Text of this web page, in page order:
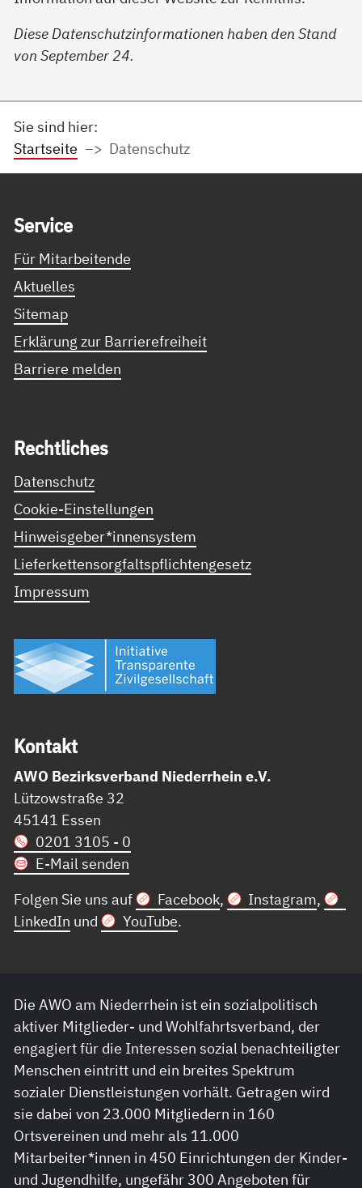
Diese Datenschutzinformationen haben den Stand
von September 24.
Sie sind hier:
Startseite
Datenschutz
Ser­vice
Für Mitarbeitende
Aktuelles
Sitemap
Erklärung zur Barrierefreiheit
Barriere melden
Recht­li­ches
Datenschutz
Cookie-Einstellungen
Hinweisgeber*innensystem
Lieferkettensorgfaltspflichtengesetz
Impressum
Kon­takt
AWO Bezirksverband Niederrhein e.V.
Lützowstraße 32
45141 Essen
0201 3105 - 0
E-Mail senden
Folgen Sie uns auf
Facebook, Instagram,
LinkedIn und YouTube.
Die AWO am Niederrhein ist ein sozialpolitisch
aktiver Mitglieder- und Wohlfahrtsverband, der
engagiert für die Interessen sozial benachteiligter
Menschen eintritt und ein breites Spektrum
sozialer Dienstleistungen vorhält. Getragen wird
sie dabei von 23.000 Mitgliedern in 160
Ortsvereinen und mehr als 11.000
Mitarbeiter*innen in 450 Einrichtungen der Kinder-
und Jugendhilfe, ungefähr 300 Angeboten für